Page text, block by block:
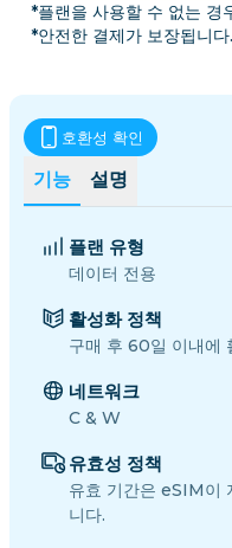
*플랜을 사용할 수 없는 경
*안전한 결제가 보장됩니다.
기능 설명
호환성 확인
플랜 유형
데이터 전용
활성화 정책
구매 후 60일 이내에
네트워크
C & W
유효성 정책
유효 기간은 eSIM이
니다.